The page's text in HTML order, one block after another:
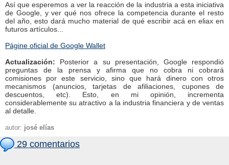
Así que esperemos a ver la reacción de la industria a esta iniciativa
de Google, y ver qué nos ofrece la competencia durante el resto
del año, esto dará mucho material de qué escribir acá en eliax en
futuros artículos...
Págine oficial de Google Wallet
Actualización: Posterior a su presentación, Google respondió
preguntas de la prensa y afirma que no cobra ni cobrará
comisiones por este servicio, sino que hará dinero con otros
mecanismos (anuncios, tarjetas de afiliaciones, cupones de
descuentos, etc). Esto, en mi opinión, incrementa
considerablemente su atractivo a la industria financiera y de ventas
al detalle.
autor: josé elías
29 comentarios